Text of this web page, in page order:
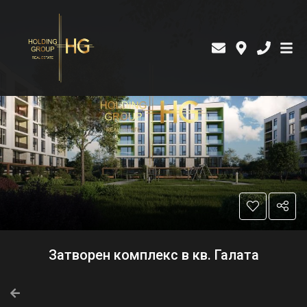
Затворен комплекс в кв. Галата